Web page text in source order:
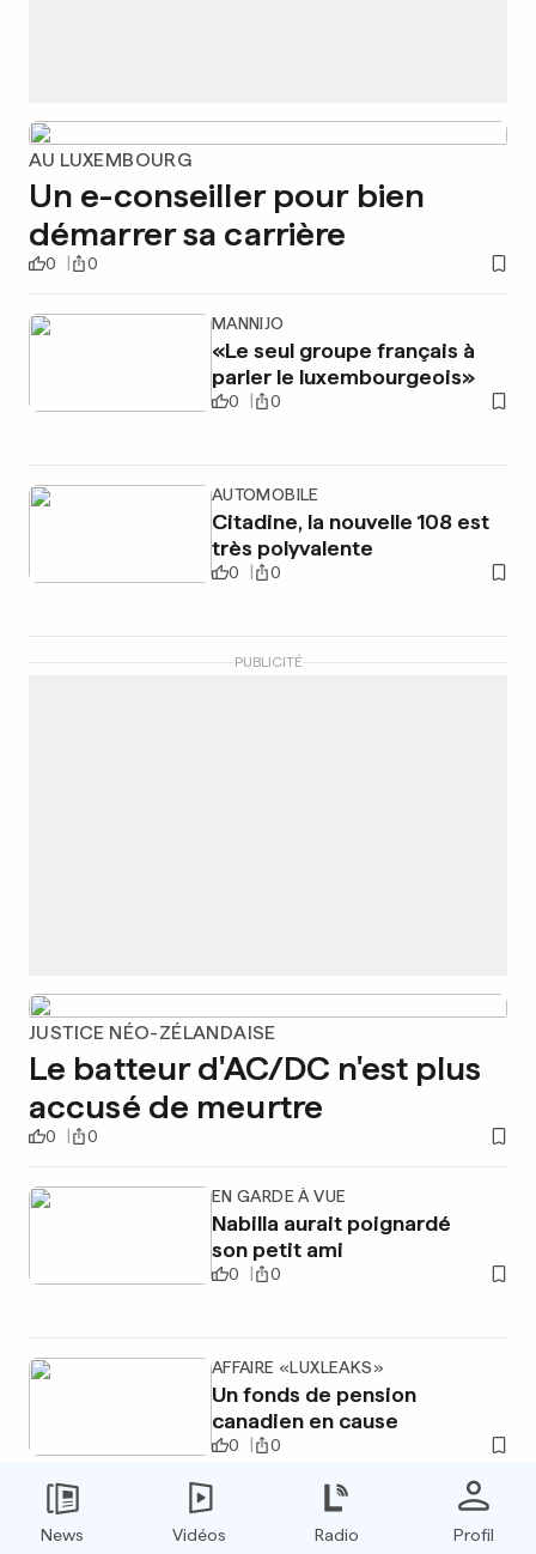
AU LUXEMBOURG
Un e-conseiller pour bien
démarrer sa carrière
0 0
MANNIJO
«Le seul groupe français à
parler le luxembourgeois»
0 0
AUTOMOBILE
Citadine, la nouvelle 108 est
très polyvalente
0 0
PUBLICITÉ
JUSTICE NÉO-ZÉLANDAISE
Le batteur d'AC/DC n'est plus
accusé de meurtre
0 0
EN GARDE À VUE
Nabilla aurait poignardé
son petit ami
0 0
AFFAIRE «LUXLEAKS»
Un fonds de pension
canadien en cause
0 0
News Vidéos Radio Profil